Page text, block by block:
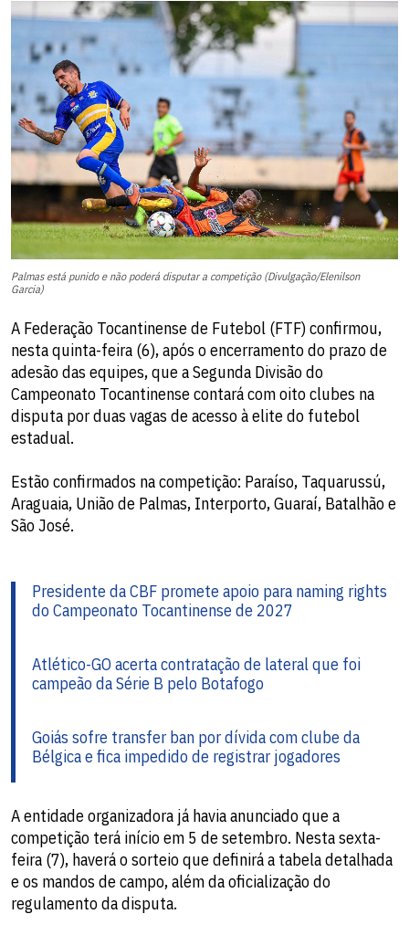
Palmas está punido e não poderá disputar a competição (Divulgação/Elenilson
Garcia)
A Federação Tocantinense de Futebol (FTF) confirmou,
nesta quinta-feira (6), após o encerramento do prazo de
adesão das equipes, que a Segunda Divisão do
Campeonato Tocantinense contará com oito clubes na
disputa por duas vagas de acesso à elite do futebol
estadual.
Estão confirmados na competição: Paraíso, Taquarussú,
Araguaia, União de Palmas, Interporto, Guaraí, Batalhão e
São José.
Presidente da CBF promete apoio para naming rights
do Campeonato Tocantinense de 2027
Atlético-GO acerta contratação de lateral que foi
campeão da Série B pelo Botafogo
Goiás sofre transfer ban por dívida com clube da
Bélgica e fica impedido de registrar jogadores
A entidade organizadora já havia anunciado que a
competição terá início em 5 de setembro. Nesta sexta-
feira (7), haverá o sorteio que definirá a tabela detalhada
e os mandos de campo, além da oficialização do
regulamento da disputa.